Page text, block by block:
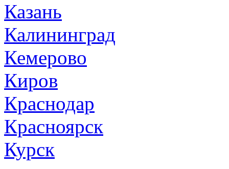
Казань
Калининград
Кемерово
Киров
Краснодар
Красноярск
Курск